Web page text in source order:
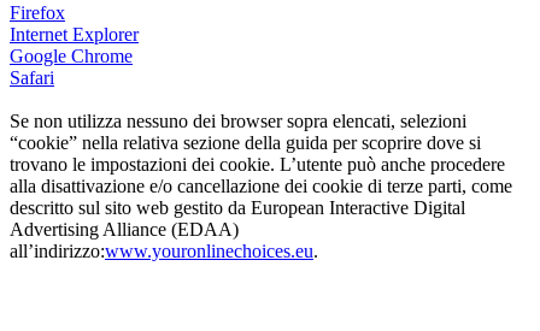
Firefox
Internet Explorer
Google Chrome
Safari
Se non utilizza nessuno dei browser sopra elencati, selezioni
“cookie” nella relativa sezione della guida per scoprire dove si
trovano le impostazioni dei cookie. L’utente può anche procedere
alla disattivazione e/o cancellazione dei cookie di terze parti, come
descritto sul sito web gestito da European Interactive Digital
Advertising Alliance (EDAA)
all’indirizzo:www.youronlinechoices.eu.